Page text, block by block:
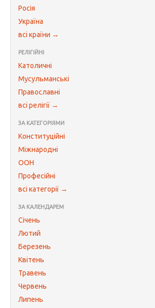
Росія
Україна
всі країни →
РЕЛІГІЙНІ
Католичні
Мусульманські
Православні
всі релігії →
ЗА КАТЕГОРІЯМИ
Конституційні
Міжнародні
ООН
Професійні
всі категорії →
ЗА КАЛЕНДАРЕМ
Січень
Лютий
Березень
Квітень
Травень
Червень
Липень